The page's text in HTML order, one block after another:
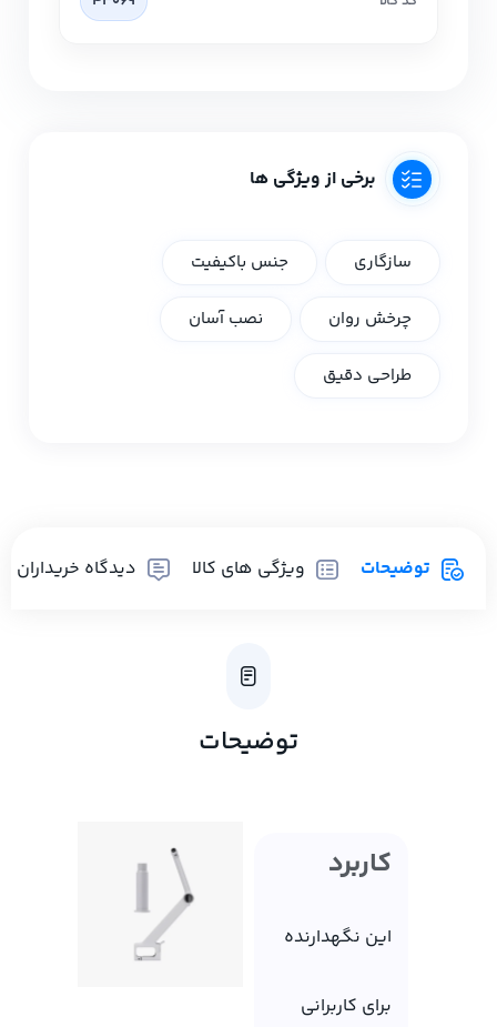
برخی از ویژگی ها
سازگاری جنس باکیفیت
چرخش روان نصب آسان
طراحی دقیق
توضیحات ویژگی های کالا دیدگاه خریداران
توضیحات
کاربرد
این نگهدارنده
برای کاربرانی